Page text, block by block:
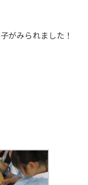
がみられました！